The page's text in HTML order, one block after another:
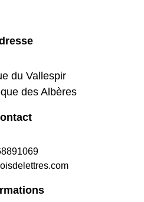
du Vallespir
des Albères